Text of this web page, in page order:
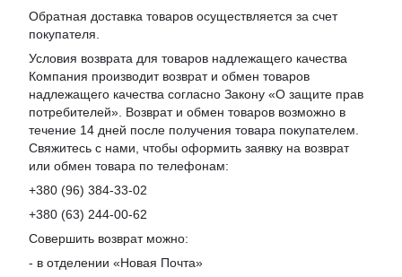
Обратная доставка товаров осуществляется за счет
покупателя.
Условия возврата для товаров надлежащего качества
Компания производит возврат и обмен товаров
надлежащего качества согласно Закону «О защите прав
потребителей». Возврат и обмен товаров возможно в
течение 14 дней после получения товара покупателем.
Свяжитесь с нами, чтобы оформить заявку на возврат
или обмен товара по телефонам:
+380 (96) 384-33-02
+380 (63) 244-00-62
Совершить возврат можно:
- в отделении «Новая Почта»